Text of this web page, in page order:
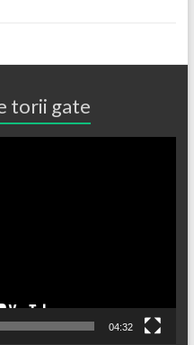
torii gate
04:32